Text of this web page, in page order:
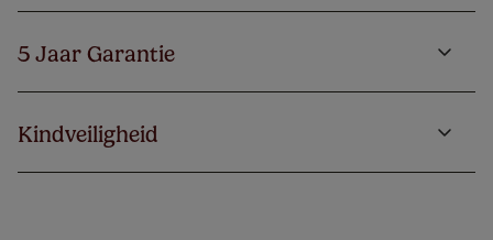
5 Jaar Garantie
Kindveiligheid